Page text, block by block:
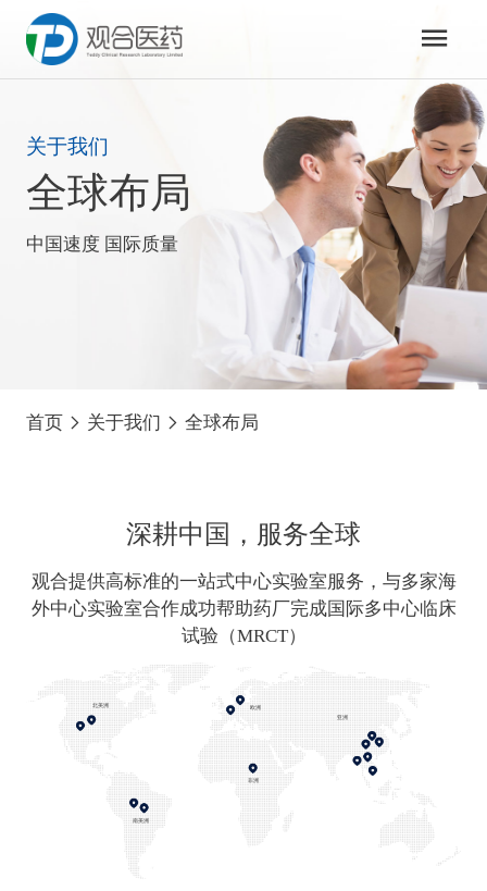
关于我们
全球布局
中国速度 国际质量
首页 关于我们 全球布局
深耕中国，服务全球
观合提供高标准的一站式中心实验室服务，与多家海
外中心实验室合作成功帮助药厂完成国际多中心临床
试验（MRCT）
欧洲
亚洲
北美洲
南美洲
非洲